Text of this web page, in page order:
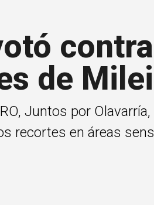
de Milei
Juntos por
recortes en áreas